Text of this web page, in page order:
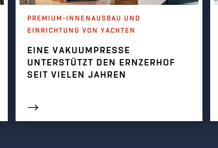
PREMIUM-INNENAUSBAU UND
EINRICHTUNG VON YACHTEN
EINE VAKUUMPRESSE
UNTERSTÜTZT DEN ERNZERHOF
SEIT VIELEN JAHREN